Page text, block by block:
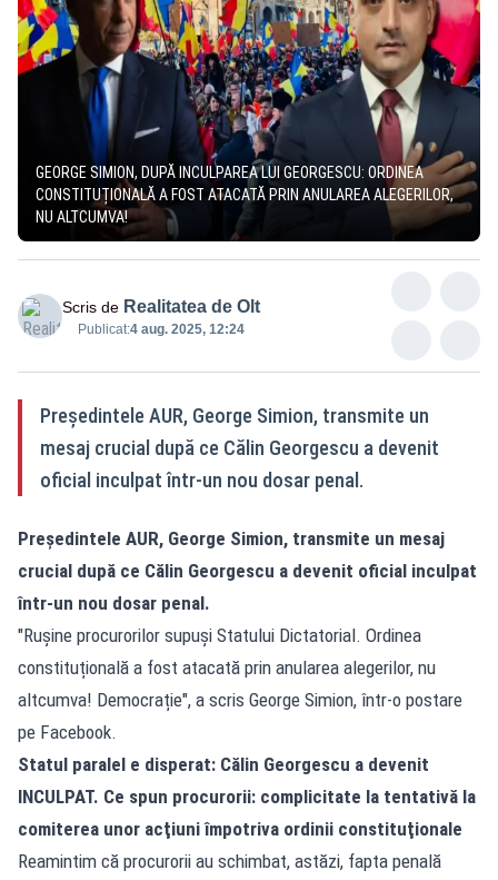
GEORGE SIMION, DUPĂ INCULPAREA LUI GEORGESCU: ORDINEA
CONSTITUȚIONALĂ A FOST ATACATĂ PRIN ANULAREA ALEGERILOR,
NU ALTCUMVA!
Scris de Realitatea de Olt
Publicat:4 aug. 2025, 12:24
Președintele AUR, George Simion, transmite un
mesaj crucial după ce Călin Georgescu a devenit
oficial inculpat într-un nou dosar penal.
Președintele AUR, George Simion, transmite un mesaj
crucial după ce Călin Georgescu a devenit oficial inculpat
într-un nou dosar penal.
"Rușine procurorilor supuși Statului Dictatorial. Ordinea
constituțională a fost atacată prin anularea alegerilor, nu
altcumva! Democrație", a scris George Simion, într-o postare
pe Facebook.
Statul paralel e disperat: Călin Georgescu a devenit
INCULPAT. Ce spun procurorii: complicitate la tentativă la
comiterea unor acţiuni împotriva ordinii constituţionale
Reamintim că procurorii au schimbat, astăzi, fapta penală